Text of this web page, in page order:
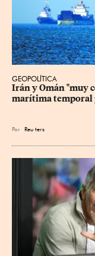
GEOPOLÍTICA
Irán y Omán "muy
marítima temporal
Por Reu ters